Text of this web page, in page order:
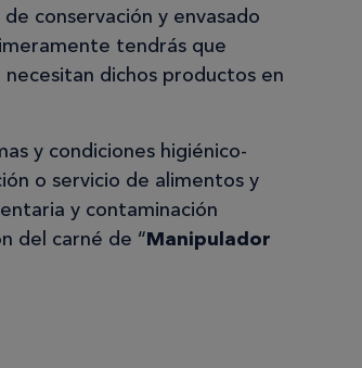
conservación y envasado
tendrás que
dichos productos en
y condiciones higiénico-
o servicio de alimentos y
y contaminación
del carné de “Manipulador